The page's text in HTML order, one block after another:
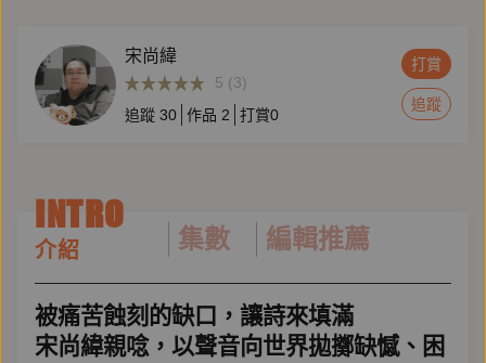
宋尚緯
5 (3)
追蹤 30 作品 2 打賞0
打賞
追蹤
INTRO
介紹 集數 編輯推薦
被痛苦蝕刻的缺口，讓詩來填滿
宋尚緯親唸，以聲音向世界拋擲缺憾、困